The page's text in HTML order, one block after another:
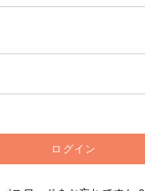
ログイン